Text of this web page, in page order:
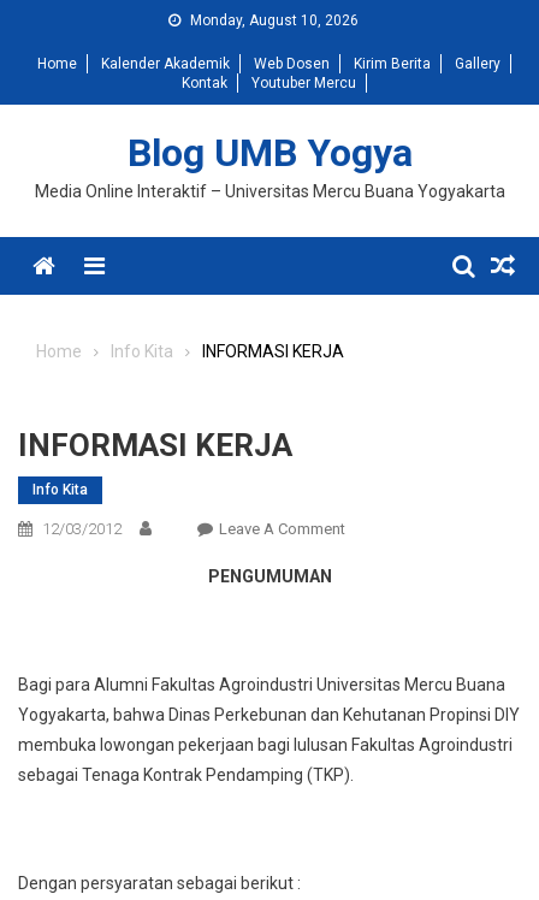
content
Monday, August 10, 2026
Home Kalender Akademik Web Dosen Kirim Berita
Gallery
Kontak
Youtuber Mercu
Blog UMB Yogya
Media Online Interaktif – Universitas Mercu Buana Yogyakarta
Menu
Home Info Kita INFORMASI KERJA
INFORMASI KERJA
Info Kita
12/03/2012 Leave A CommentOn
PENGUMUMAN
Bagi para Alumni Fakultas Agroindustri Universitas Mercu Buana
Yogyakarta, bahwa Dinas Perkebunan dan Kehutanan Propinsi DIY
membuka lowongan pekerjaan bagi lulusan Fakultas Agroindustri
sebagai Tenaga Kontrak Pendamping (TKP).
Dengan persyaratan sebagai berikut :